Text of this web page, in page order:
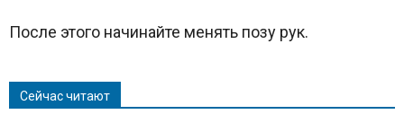
После этого начинайте менять позу рук.
Сейчас читают